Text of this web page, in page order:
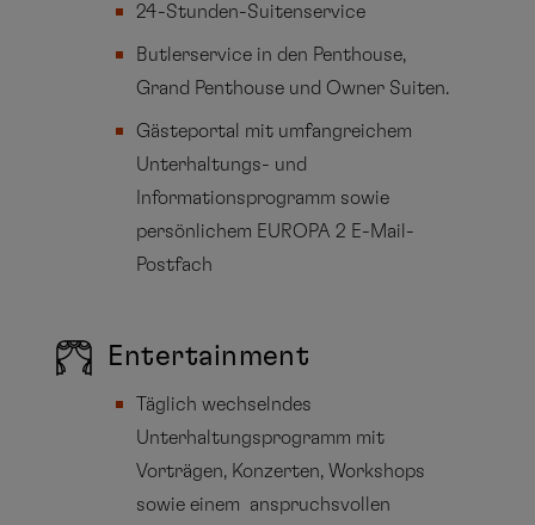
24-Stunden-Suitenservice
Butlerservice in den Penthouse,
Grand Penthouse und Owner Suiten.
Gästeportal mit umfangreichem
Unterhaltungs- und
Informationsprogramm sowie
persönlichem EUROPA 2 E-Mail-
Postfach
Entertainment
Täglich wechselndes
Unterhaltungsprogramm mit
Vorträgen, Konzerten, Workshops
sowie einem anspruchsvollen